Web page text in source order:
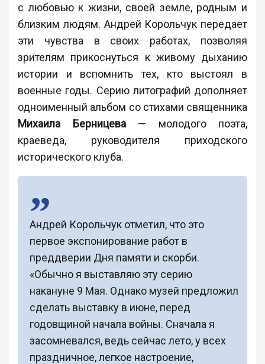
с любовью к жизни, своей земле, родным и
близким людям. Андрей Корольчук передает
эти чувства в своих работах, позволяя
зрителям прикоснуться к живому дыханию
истории и вспомнить тех, кто выстоял в
военные годы. Серию литографий дополняет
одноименный альбом со стихами священника
Михаила Берницева— молодого поэта,
краеведа, руководителя приходского
исторического клуба.
Андрей Корольчук отметил, что это
первое экспонирование работ в
преддверии Дня памяти и скорби.
«Обычно я выставляю эту серию
накануне 9 Мая. Однако музей предложил
сделать выставку в июне, перед
годовщиной начала войны. Сначала я
засомневался, ведь сейчас лето, у всех
праздничное, легкое настроение,